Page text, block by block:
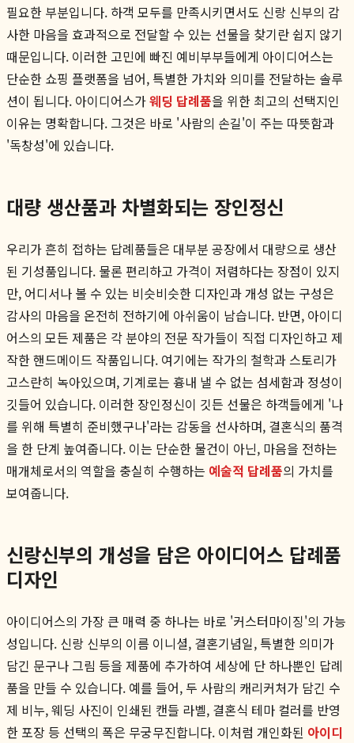
필요한 부분입니다. 하객 모두를 만족시키면서도 신랑 신부의 감
사한 마음을 효과적으로 전달할 수 있는 선물을 찾기란 쉽지 않기
때문입니다. 이러한 고민에 빠진 예비부부들에게 아이디어스는
단순한 쇼핑 플랫폼을 넘어, 특별한 가치와 의미를 전달하는 솔루
션이 됩니다. 아이디어스가웨딩 답례품을 위한 최고의 선택지인
이유는 명확합니다. 그것은 바로 '사람의 손길'이 주는 따뜻함과
'독창성'에 있습니다.
대량 생산품과 차별화되는 장인정신
우리가 흔히 접하는 답례품들은 대부분 공장에서 대량으로 생산
된 기성품입니다. 물론 편리하고 가격이 저렴하다는 장점이 있지
만, 어디서나 볼 수 있는 비슷비슷한 디자인과 개성 없는 구성은
감사의 마음을 온전히 전하기에 아쉬움이 남습니다. 반면, 아이디
어스의 모든 제품은 각 분야의 전문 작가들이 직접 디자인하고 제
작한 핸드메이드 작품입니다. 여기에는 작가의 철학과 스토리가
고스란히 녹아있으며, 기계로는 흉내 낼 수 없는 섬세함과 정성이
깃들어 있습니다. 이러한 장인정신이 깃든 선물은 하객들에게 '나
를 위해 특별히 준비했구나'라는 감동을 선사하며, 결혼식의 품격
을 한 단계 높여줍니다. 이는 단순한 물건이 아닌, 마음을 전하는
매개체로서의 역할을 충실히 수행하는 예술적 답례품의 가치를
보여줍니다.
신랑신부의 개성을 담은 아이디어스 답례품
디자인
아이디어스의 가장 큰 매력 중 하나는 바로 '커스터마이징'의 가능
성입니다. 신랑 신부의 이름 이니셜, 결혼기념일, 특별한 의미가
담긴 문구나 그림 등을 제품에 추가하여 세상에 단 하나뿐인 답례
품을 만들 수 있습니다. 예를 들어, 두 사람의 캐리커처가 담긴 수
제 비누, 웨딩 사진이 인쇄된 캔들 라벨, 결혼식 테마 컬러를 반영
한 포장 등 선택의 폭은 무궁무진합니다. 이처럼 개인화된 아이디